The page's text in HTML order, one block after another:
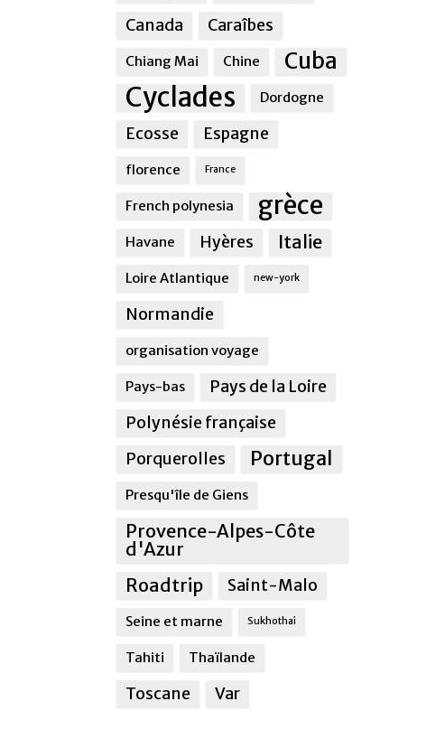
Canada
Caraîbes
Chiang Mai Chine Cuba
Cyclades Dordogne
Ecosse Espagne
florence France
French polynesia grèce
Havane Hyères Italie
Loire Atlantique new-york
Normandie
organisation voyage
Pays-bas
Pays de la Loire
Polynésie française
Porquerolles
Portugal
Presqu'île de Giens
Provence-Alpes-Côte
d'Azur
Roadtrip
Saint-Malo
Seine et marne Sukhothai
Tahiti Thaïlande
Toscane Var